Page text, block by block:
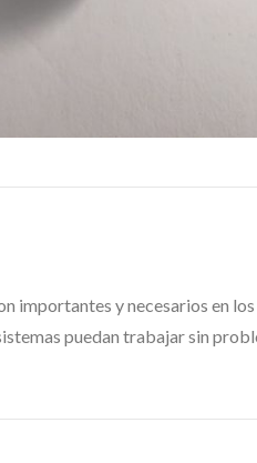
importantes y necesarios en
puedan trabajar sin